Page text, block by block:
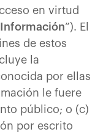
en virtud
Información”). El
de estos
la
por ellas
le fuere
público; o (c)
por escrito